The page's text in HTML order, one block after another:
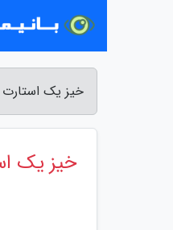
خیز یک استارت
خیز یک